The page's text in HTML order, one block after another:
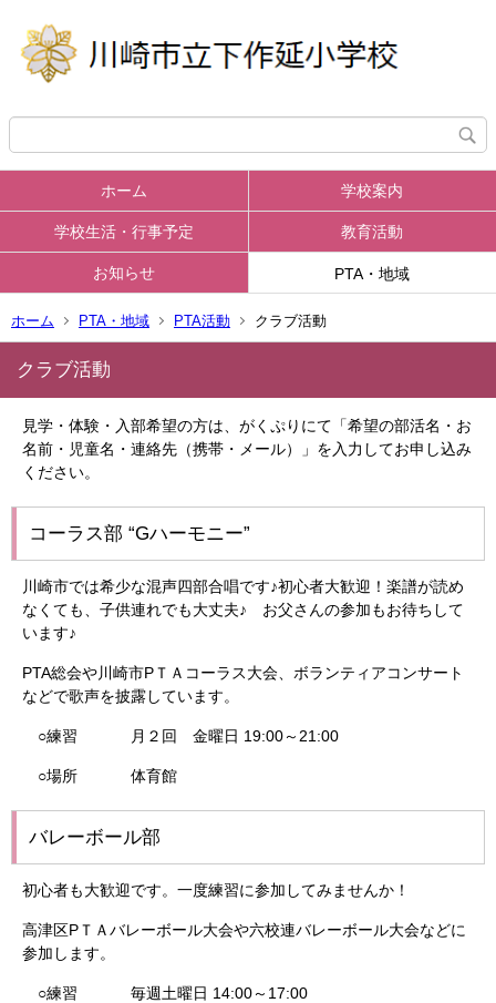
ホーム 学校案内
学校生活・行事予定 教育活動
お知らせ PTA・地域
ホーム PTA・地域 PTA活動 クラブ活動
クラブ活動
見学・体験・入部希望の方は、がくぷりにて「希望の部活名・お
名前・児童名・連絡先（携帯・メール）」を入力してお申し込み
ください。
コーラス部 “Gハーモニー”
川崎市では希少な混声四部合唱です♪初心者大歓迎！楽譜が読め
なくても、子供連れでも大丈夫♪ お父さんの参加もお待ちして
います♪
PTA総会や川崎市PＴＡコーラス大会、ボランティアコンサート
などで歌声を披露しています。
○練習 月２回 金曜日 19:00～21:00
○場所 体育館
バレーボール部
初心者も大歓迎です。一度練習に参加してみませんか！
高津区PＴＡバレーボール大会や六校連バレーボール大会などに
参加します。
○練習 毎週土曜日 14:00～17:00